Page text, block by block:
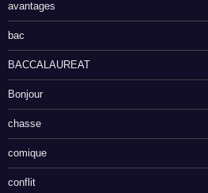
avantages
bac
BACCALAUREAT
Bonjour
chasse
comique
conflit